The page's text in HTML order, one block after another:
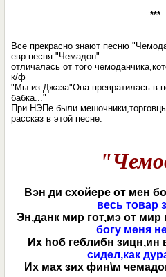
***
Все прекрасно знают песню
евр.песня "Чемадон"
отличалась от того
к/ф
"Мы из Джаза"Она превратилась в
бабка..."
При НЭПе были
рассказ в этой песне.
Вэн ди схойере от мен
весь товар
Эн,данк мир гот,мэ от
богу меня
Их hоб геблибн зицн,ин
сидел,как
Их мах зих фин\м